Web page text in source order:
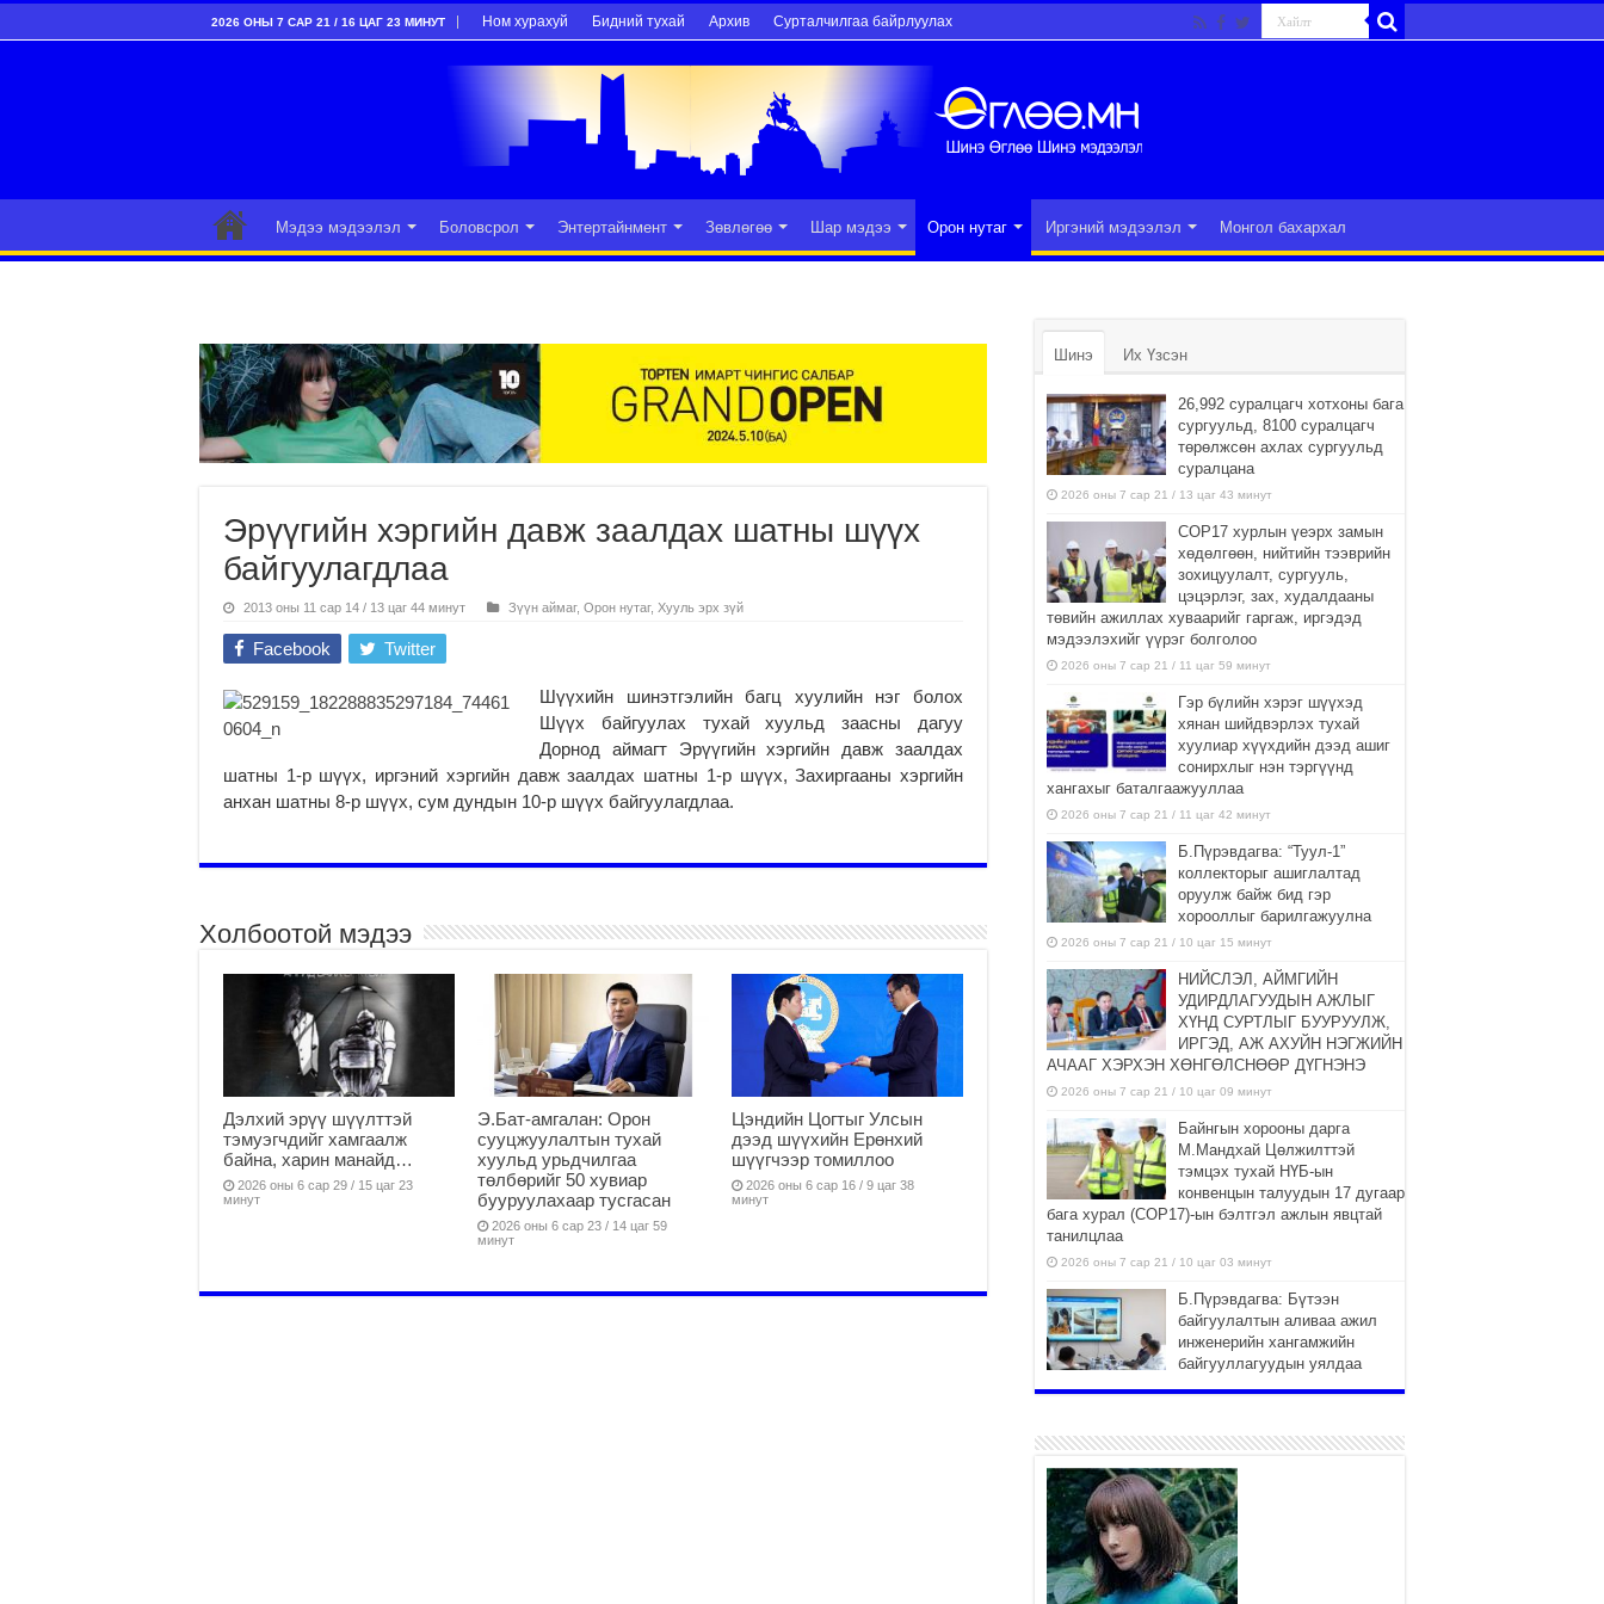
2026 ОНЫ 7 САР 21 / 16 ЦАГ 23 МИНУТ Ном хурахуй Бидний тухай Архив Сурталчилгаа байрлуулах
Мэдээ мэдээлэл Боловсрол Энтертайнмент Зөвлөгөө Шар мэдээ Орон нутаг Иргэний мэдээлэл Монгол бахархал
Эрүүгийн хэргийн давж заалдах шатны шүүх
байгуулагдлаа
2013 оны 11 сар 14 / 13 цаг 44 минут Зүүн аймаг, Орон нутаг, Хууль эрх зүй
Facebook Twitter
Шүүхийн шинэтгэлийн багц хуулийн нэг болох
Шүүх байгуулах тухай хуульд заасны дагуу
Дорнод аймагт Эрүүгийн хэргийн давж заалдах
шатны 1-р шүүх, иргэний хэргийн давж заалдах шатны 1-р шүүх, Захиргааны хэргийн
анхан шатны 8-р шүүх, сум дундын 10-р шүүх байгуулагдлаа.
Холбоотой мэдээ
Дэлхий эрүү шүүлттэй
тэмуэгчдийг хамгаалж
байна, харин манайд…
2026 оны 6 сар 29 / 15 цаг 23
минут
Э.Бат-амгалан: Орон
сууцжуулалтын тухай
хуульд урьдчилгаа
төлбөрийг 50 хувиар
бууруулахаар тусгасан
2026 оны 6 сар 23 / 14 цаг 59
минут
Цэндийн Цогтыг Улсын
дээд шүүхийн Ерөнхий
шүүгчээр томиллоо
2026 оны 6 сар 16 / 9 цаг 38
минут
Шинэ Их Үзсэн
26,992 суралцагч хотхоны бага
сургуульд, 8100 суралцагч
төрөлжсөн ахлах сургуульд
суралцана
2026 оны 7 сар 21 / 13 цаг 43 минут
COP17 хурлын үеэрх замын
хөдөлгөөн, нийтийн тээврийн
зохицуулалт, сургууль,
цэцэрлэг, зах, худалдааны
төвийн ажиллах хуваарийг гаргаж, иргэдэд
мэдээлэхийг үүрэг болголоо
2026 оны 7 сар 21 / 11 цаг 59 минут
Гэр бүлийн хэрэг шүүхэд
хянан шийдвэрлэх тухай
хуулиар хүүхдийн дээд ашиг
сонирхлыг нэн тэргүүнд
хангахыг баталгаажууллаа
2026 оны 7 сар 21 / 11 цаг 42 минут
Б.Пүрэвдагва: “Туул-1”
коллекторыг ашиглалтад
оруулж байж бид гэр
хорооллыг барилгажуулна
2026 оны 7 сар 21 / 10 цаг 15 минут
НИЙСЛЭЛ, АЙМГИЙН
УДИРДЛАГУУДЫН АЖЛЫГ
ХҮНД СУРТЛЫГ БУУРУУЛЖ,
ИРГЭД, АЖ АХУЙН НЭГЖИЙН
АЧААГ ХЭРХЭН ХӨНГӨЛСНӨӨР ДҮГНЭНЭ
2026 оны 7 сар 21 / 10 цаг 09 минут
Байнгын хорооны дарга
М.Мандхай Цөлжилттэй
тэмцэх тухай НҮБ-ын
конвенцын талуудын 17 дугаар
бага хурал (СОР17)-ын бэлтгэл ажлын явцтай
танилцлаа
2026 оны 7 сар 21 / 10 цаг 03 минут
Б.Пүрэвдагва: Бүтээн
байгуулалтын аливаа ажил
инженерийн хангамжийн
байгууллагуудын уялдаа
холбоогүйгээс саатах ёсгүй
“Сэлбэ 20 минутын хот”
төслийн анхны 12 давхар
барилгын үндсэн карказ,
цутгалтын ажил дууслаа
2026 оны 7 сар 20 / 17 цаг 17 минут
Мопед, скүүтер, тэдгээртэй
адилтгах үзүүлэлт бүхий